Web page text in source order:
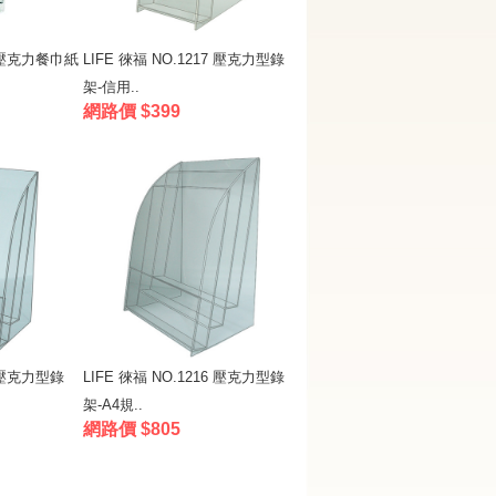
克力餐巾紙 LIFE 徠福 NO.1217 壓克力型錄
架-信用..
網路價 $399
克力型錄
LIFE 徠福 NO.1216 壓克力型錄
架-A4規..
網路價 $805